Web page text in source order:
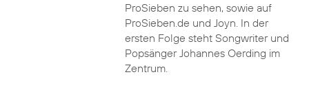
ProSieben zu sehen, sowie auf
ProSieben.de und Joyn. In der
ersten Folge steht Songwriter und
Popsänger Johannes Oerding im
Zentrum.